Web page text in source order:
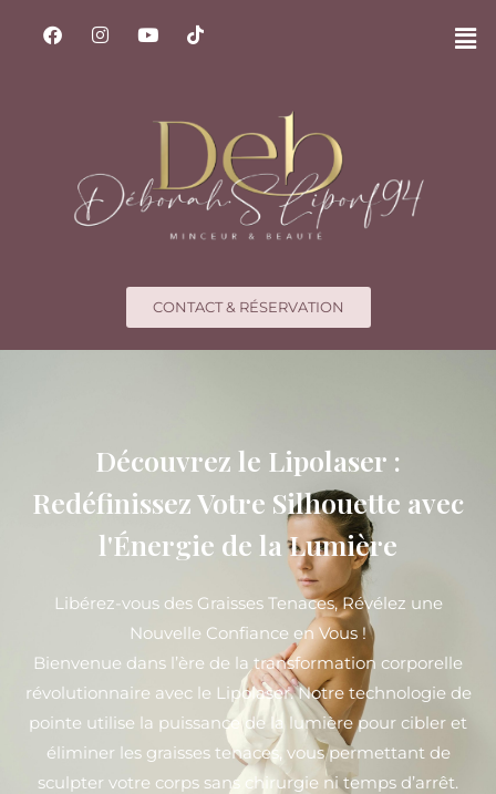
CONTACT & RÉSERVATION
Découvrez le Lipolaser :
Redéfinissez Votre Silhouette avec
l'Énergie de la Lumière
Libérez-vous des Graisses Tenaces, Révélez une
Nouvelle Confiance en Vous !
Bienvenue dans l’ère de la transformation corporelle
révolutionnaire avec le Lipolaser. Notre technologie de
pointe utilise la puissance de la lumière pour cibler et
éliminer les graisses tenaces, vous permettant de
sculpter votre corps sans chirurgie ni temps d’arrêt.